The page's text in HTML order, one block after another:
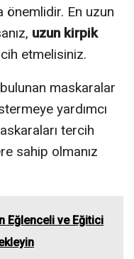
En uzun
uzun kirpik
etmelisiniz.
maskaralar
yardımcı
tercih
sahip olmanız
Eğlenceli ve Eğitici